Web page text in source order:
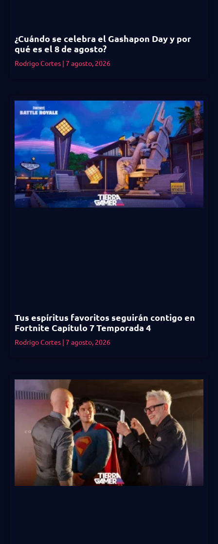
¿Cuándo se celebra el Gashapon Day y por
qué es el 8 de agosto?
Rodrigo Cortes 7 agosto, 2026
Tus espíritus favoritos seguirán contigo en
Fortnite Capítulo 7 Temporada 4
Rodrigo Cortes 7 agosto, 2026